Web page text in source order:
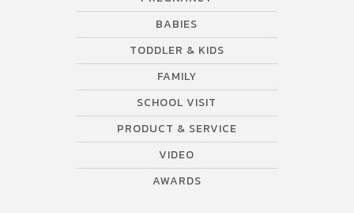
BABIES
TODDLER & KIDS
FAMILY
SCHOOL VISIT
PRODUCT & SERVICE
VIDEO
AWARDS